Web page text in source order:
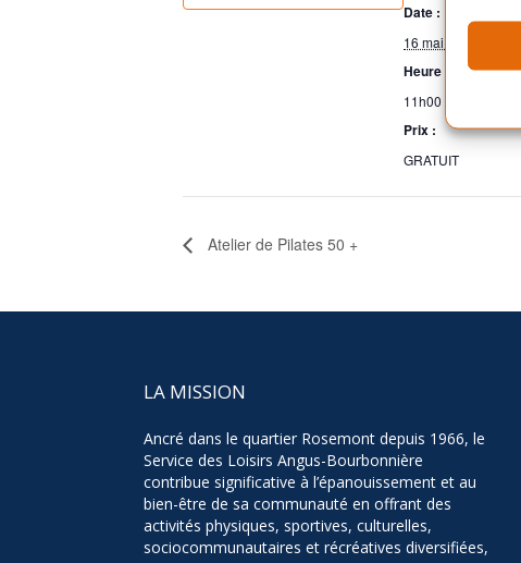
Date :
16 mai 2020
Heure :
11h00 - 12h00
Prix :
GRATUIT
Atelier de Pilates 50 +
LA MISSION
Ancré dans le quartier Rosemont depuis 1966, le
Service des Loisirs Angus-Bourbonnière
contribue significative à l’épanouissement et au
bien-être de sa communauté en offrant des
activités physiques, sportives, culturelles,
sociocommunautaires et récréatives diversifiées,